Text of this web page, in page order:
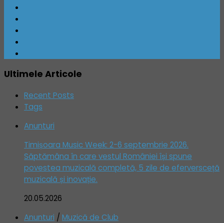
Ultimele Articole
Recent Posts
Tags
Anunturi
Timișoara Music Week: 2-6 septembrie 2026.
Săptămâna în care vestul României își spune
povestea muzicală completă, 5 zile de eferversceță
muzicală și inovație.
20.05.2026
Anunturi / Muzică de Club